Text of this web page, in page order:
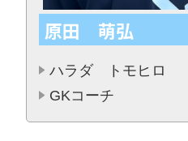
原田 萌弘
ハラダ トモヒロ
GKコーチ